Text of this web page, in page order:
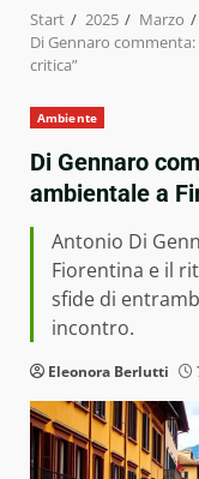
Start 2025
Marzo
Di Gennaro
critica”
Ambiente
Di Gennaro
ambientale a
Antonio Di
Fiorentina e il
sfide di
incontro.
Eleonora Berlutti